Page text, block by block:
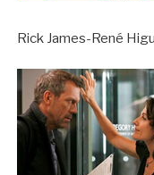
Rick James-René